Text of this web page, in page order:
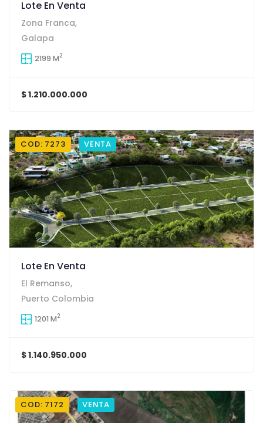
Lote En Venta
Zona Franca,
Galapa
2199 M2
$ 1.210.000.000
COD: 7273 VENTA
Lote En Venta
El Remanso,
Puerto Colombia
1201 M2
$ 1.140.950.000
COD: 7172 VENTA